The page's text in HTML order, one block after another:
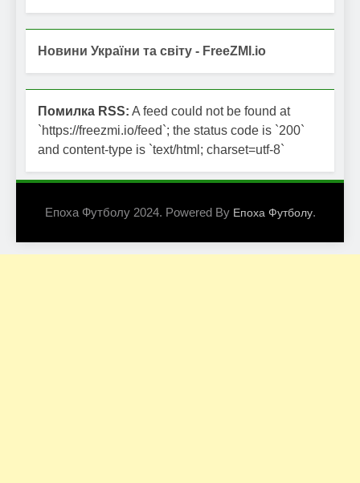
Новини України та світу - FreeZMI.io
Помилка RSS: A feed could not be found at
`https://freezmi.io/feed`; the status code is `200`
and content-type is `text/html; charset=utf-8`
Епоха Футболу 2024. Powered By Епоха Футболу.